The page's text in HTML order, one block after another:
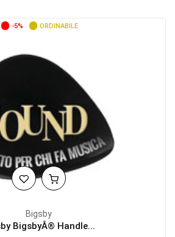
-5% ORDINABILE
Bigsby
BigsbyÂ® Handle...